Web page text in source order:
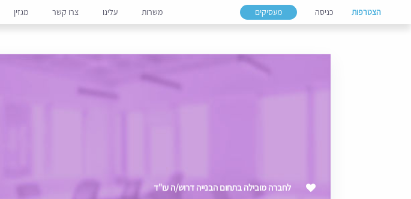
הצטרפות כניסה מעסיקים משרות עלינו צרו קשר מגזין
לחברה מובילה בתחום הבנייה דרוש/ה עו"ד